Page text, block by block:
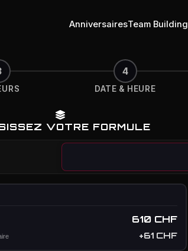
AnniversairesTeam Building
4
DATE & HEURE
VOTRE FORMULE
610 CHF
+61 CHF